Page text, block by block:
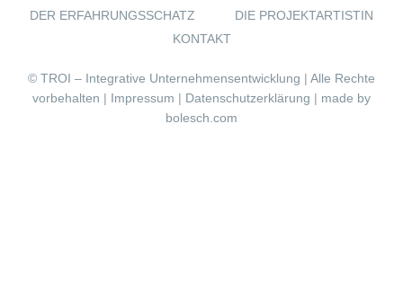
DER ERFAHRUNGSSCHATZ
DIE PROJEKTARTISTIN
KONTAKT
© TROI – Integrative Unternehmensentwicklung | Alle Rechte
vorbehalten | Impressum | Datenschutzerklärung | made by
bolesch.com